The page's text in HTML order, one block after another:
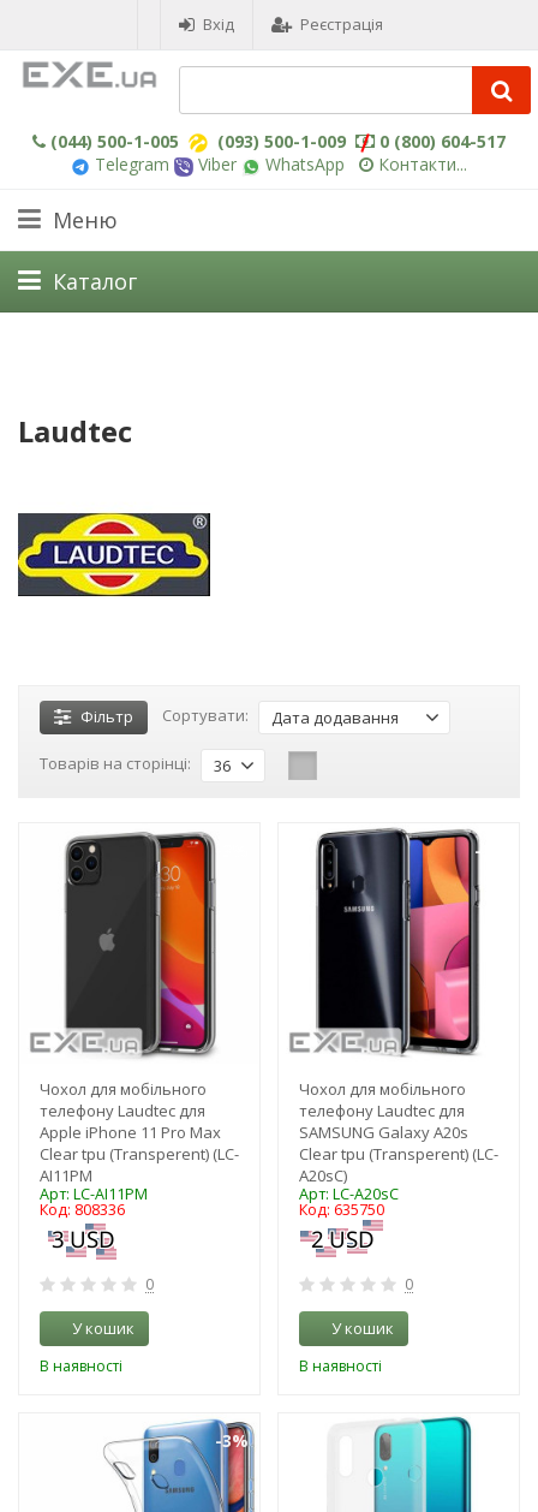
Вхід Реєстрація
(044) 500-1-005 (093) 500-1-009
0 (800) 604-517
Telegram
Viber WhatsApp Контакти...
Меню
Каталог
Laudtec
Фільтр Сортувати: Дата додавання
Товарів на сторінці: 36
-3%
Чохол для мобільного
телефону Laudtec для
Apple iPhone 11 Pro Max
Clear tpu (Transperent) (LC-
AI11PM
Арт: LC-AI11PM
Код: 808336
0
У кошик
В наявності
-3%
Чохол для мобільного
телефону Laudtec для
SAMSUNG Galaxy A20s
Clear tpu (Transperent) (LC-
A20sC)
Арт: LC-A20sC
Код: 635750
0
У кошик
В наявності
-3%